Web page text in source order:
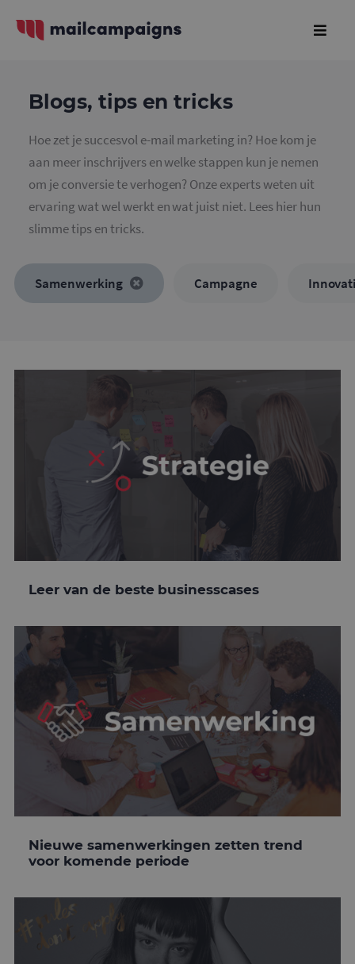
Blogs, tips en tricks
Hoe zet je succesvol e-mail marketing in? Hoe kom je
aan meer inschrijvers en welke stappen kun je nemen
om je conversie te verhogen? Onze experts weten uit
ervaring wat wel werkt en wat juist niet. Lees hier hun
slimme tips en tricks.
Samenwerking Campagne
Leer van de beste businesscases
Nieuwe samenwerkingen zetten trend
voor komende periode